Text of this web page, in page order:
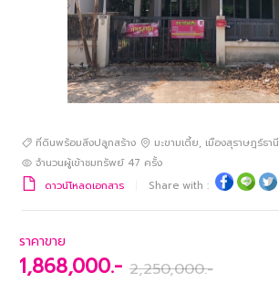
ที่ดินพร้อมสิ่งปลูกสร้าง มะขามเตี้ย, เมืองสุราษฎร์ธานี
จำนวนผู้เข้าชมทรัพย์ 47 ครั้ง
ดาวน์โหลดเอกสาร
Share with :
ราคาขาย
1,868,000.- 2,250,000.-